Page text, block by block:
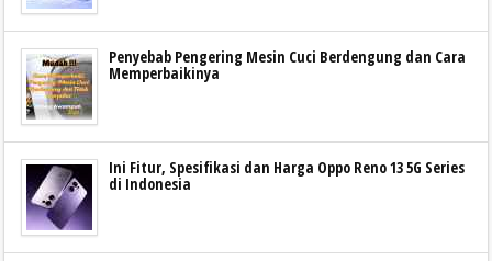
Penyebab Pengering Mesin Cuci Berdengung dan Cara
Memperbaikinya
Ini Fitur, Spesifikasi dan Harga Oppo Reno 13 5G Series
di Indonesia